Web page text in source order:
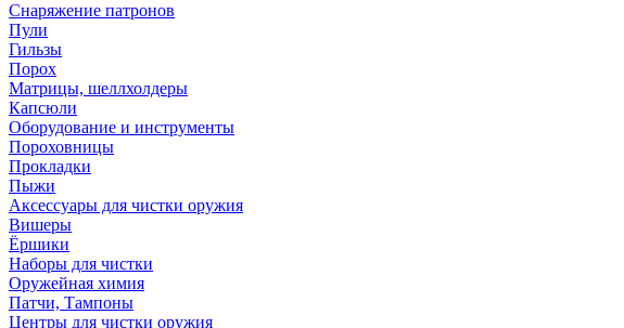
Снаряжение патронов
Пули
Гильзы
Порох
Матрицы, шеллхолдеры
Капсюли
Оборудование и инструменты
Пороховницы
Прокладки
Пыжи
Аксессуары для чистки оружия
Вишеры
Ёршики
Наборы для чистки
Оружейная химия
Патчи, Тампоны
Центры для чистки оружия